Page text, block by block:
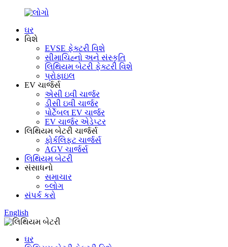
ઘર
વિશે
EVSE ફેક્ટરી વિશે
સીમાચિહ્નો અને સંસ્કૃતિ
લિથિયમ બેટરી ફેક્ટરી વિશે
પ્રોફાઇલ
EV ચાર્જર્સ
એસી ઇવી ચાર્જર
ડીસી ઇવી ચાર્જર
પોર્ટેબલ EV ચાર્જર
EV ચાર્જર એડેપ્ટર
લિથિયમ બેટરી ચાર્જર્સ
ફોર્કલિફ્ટ ચાર્જર્સ
AGV ચાર્જર્સ
લિથિયમ બેટરી
સંસાધનો
સમાચાર
બ્લોગ
સંપર્ક કરો
English
ઘર